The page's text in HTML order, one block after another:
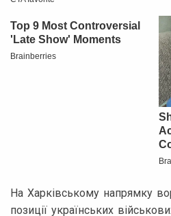
На Харківському напрямку
позиції українських